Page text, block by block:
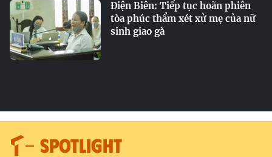
Điện Biên: Tiếp tục hoãn phiên
tòa phúc thẩm xét xử mẹ của nữ
sinh giao gà
SPOTLIGHT